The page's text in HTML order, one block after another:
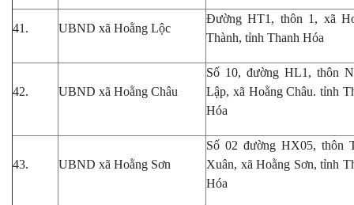
41. UBND xã Hoằng Lộc
Đường HT1, thôn 1, xã
Thành, tỉnh Thanh Hóa
42. UBND xã Hoằng Châu
Số 10, đường HL1, thôn
Lập, xã Hoằng Châu. tỉnh
Hóa
43. UBND xã Hoằng Sơn
Số 02 đường HX05, thôn
Xuân, xã Hoằng Sơn, tỉnh
Hóa